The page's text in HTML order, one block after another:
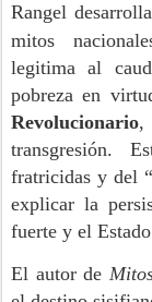
Rangel
mitos
legitima al
pobreza en
Revolucionario,
transgresión.
fratricidas y del
explicar la
fuerte y el
El autor de